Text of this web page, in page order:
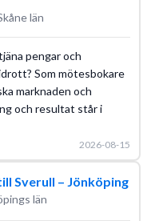
län
pengar och
Som mötesbokare
marknaden och
och resultat står i
2026-08-15
Sverull – Jönköping
län